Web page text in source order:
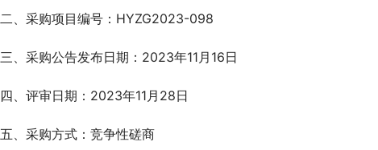
二、采购项目编号：HYZG2023-098
三、采购公告发布日期：2023年11月16日
四、评审日期：2023年11月28日
五、采购方式：竞争性磋商